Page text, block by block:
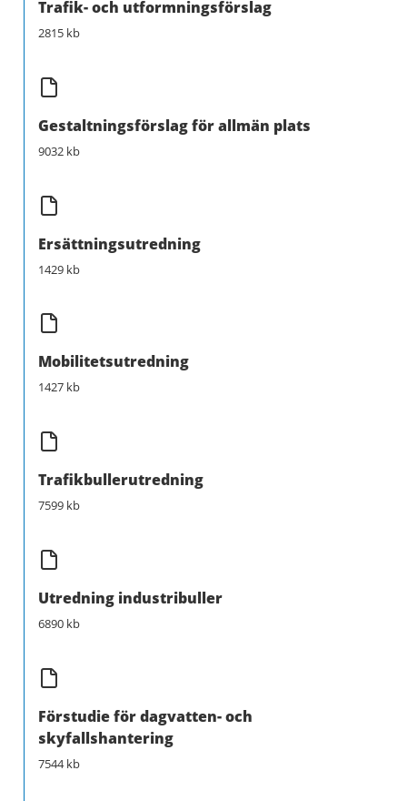
Trafik- och utformningsförslag
2815 kb
Gestaltningsförslag för allmän plats
9032 kb
Ersättningsutredning
1429 kb
Mobilitetsutredning
1427 kb
Trafikbullerutredning
7599 kb
Utredning industribuller
6890 kb
Förstudie för dagvatten- och
skyfallshantering
7544 kb